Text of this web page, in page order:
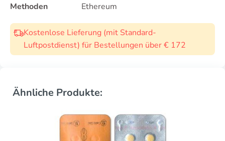
Methoden
Ethereum
Kostenlose Lieferung (mit Standard-
Luftpostdienst) für Bestellungen über € 172
Ähnliche Produkte: